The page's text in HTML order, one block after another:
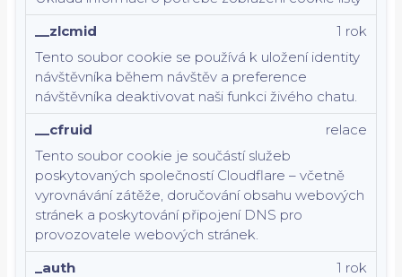
__zlcmid
Tento soubor cookie se používá k uložení identity
návštěvníka během návštěv a preference
návštěvníka deaktivovat naši funkci živého chatu.
1 rok
__cfruid
Tento soubor cookie je součástí služeb
poskytovaných společností Cloudflare – včetně
vyrovnávání zátěže, doručování obsahu webových
stránek a poskytování připojení DNS pro
provozovatele webových stránek.
relace
_auth
1 rok